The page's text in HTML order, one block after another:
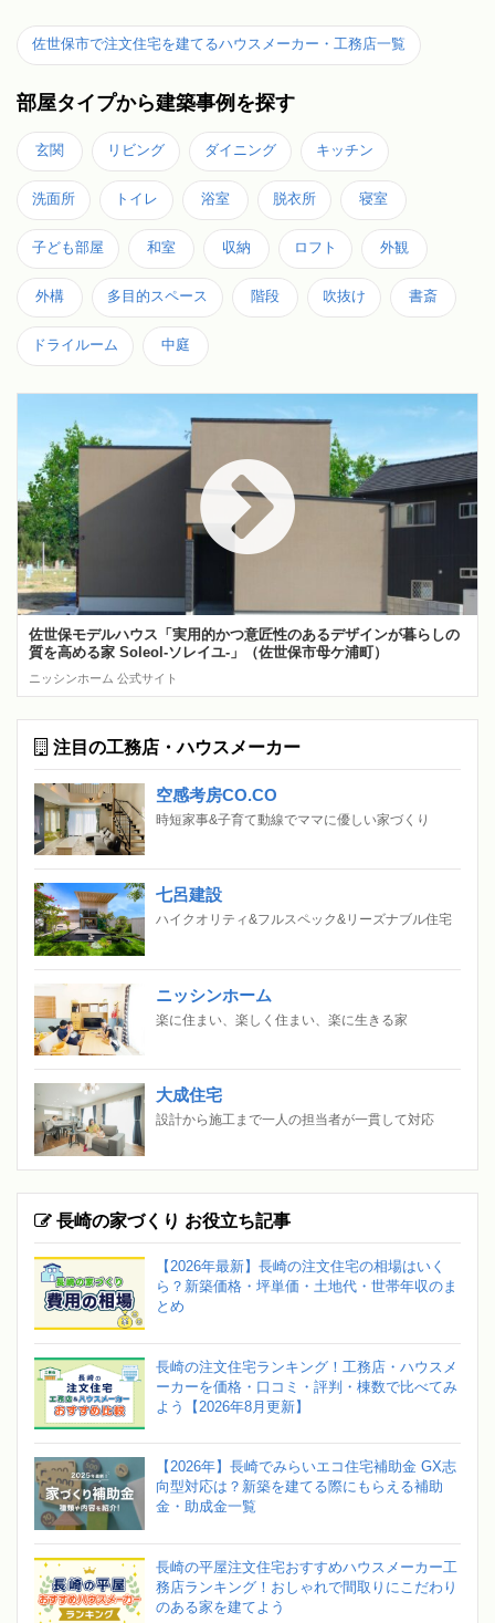
佐世保市で注文住宅を建てるハウスメーカー・工務店一覧
部屋タイプから建築事例を探す
玄関 リビング ダイニング キッチン
洗面所 トイレ 浴室 脱衣所 寝室
子ども部屋 和室 収納 ロフト 外観
外構 多目的スペース 階段 吹抜け 書斎
ドライルーム 中庭
佐世保モデルハウス「実用的かつ意匠性のあるデザインが暮らしの
質を高める家 Soleol‐ソレイユ‐」（佐世保市母ケ浦町）
ニッシンホーム 公式サイト
注目の工務店・ハウスメーカー
空感考房CO.CO
時短家事&子育て動線でママに優しい家づくり
七呂建設
ハイクオリティ&フルスペック&リーズナブル住宅
ニッシンホーム
楽に住まい、楽しく住まい、楽に生きる家
大成住宅
設計から施工まで一人の担当者が一貫して対応
長崎の家づくり お役立ち記事
【2026年最新】長崎の注文住宅の相場はいく
ら？新築価格・坪単価・土地代・世帯年収のま
とめ
長崎の注文住宅ランキング！工務店・ハウスメ
ーカーを価格・口コミ・評判・棟数で比べてみ
よう【2026年8月更新】
【2026年】長崎でみらいエコ住宅補助金 GX志
向型対応は？新築を建てる際にもらえる補助
金・助成金一覧
長崎の平屋注文住宅おすすめハウスメーカー工
務店ランキング！おしゃれで間取りにこだわり
のある家を建てよう